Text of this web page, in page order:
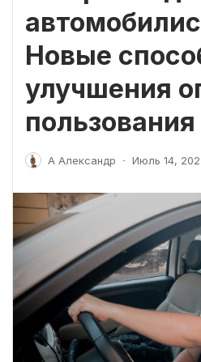
Новые
улучшения
пользования
А Александр - Июль 14,